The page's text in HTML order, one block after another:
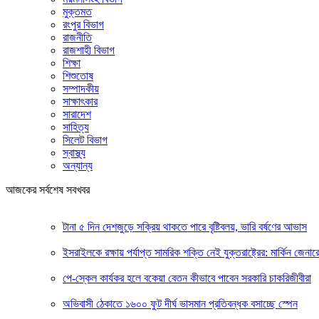
মুক্তমত
রংপুর বিভাগ
রাজনীতি
রাজশাহী বিভাগ
শিক্ষা
শিশুতোষ
সম্পাদকীয়
সাক্ষাৎকার
সারাদেশ
সাহিত্য
সিলেট বিভাগ
স্বাস্থ্য
অন্যান্য
আজকের সর্বশেষ সবখবর
টানা ৫ দিন দেশজুড়ে সক্রিয় থাকতে পারে বৃষ্টিবলয়, ভারি বর্ষণের আভাস
ইসরাইলকে রক্ষায় পর্যাপ্ত সামরিক শক্তি নেই যুক্তরাষ্ট্রের: মার্কিন
পে-স্কেল কার্যকর হলে বকেয়া বেতন কীভাবে পাবেন সরকারি চাকরিজীবীরা
অভিবাসী ঠেকাতে ১৬০০ ফুট দীর্ঘ ভাসমান প্রতিবন্ধক বসাচ্ছে স্পেন